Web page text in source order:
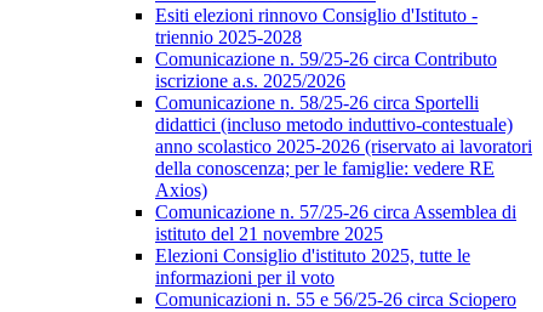
Esiti elezioni rinnovo Consiglio d'Istituto -
triennio 2025-2028
Comunicazione n. 59/25-26 circa Contributo
iscrizione a.s. 2025/2026
Comunicazione n. 58/25-26 circa Sportelli
didattici (incluso metodo induttivo-contestuale)
anno scolastico 2025-2026 (riservato ai lavoratori
della conoscenza; per le famiglie: vedere RE
Axios)
Comunicazione n. 57/25-26 circa Assemblea di
istituto del 21 novembre 2025
Elezioni Consiglio d'istituto 2025, tutte le
informazioni per il voto
Comunicazioni n. 55 e 56/25-26 circa Sciopero